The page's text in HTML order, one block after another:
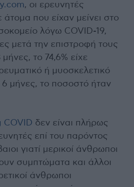
, οι ερευνητές
που είχαν μείνει στο
λόγω COVID-19,
μετά την επιστροφή τους
το 74,6% είχε
ή μυοσκελετικό
μήνες, το ποσοστό ήταν
COVID δεν είναι πλήρως
επί του παρόντος
γιατί μερικοί άνθρωποι
συμπτώματα και άλλοι
άνθρωποι